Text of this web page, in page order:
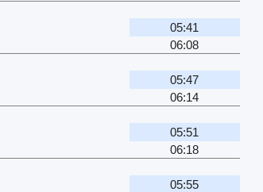
05:41
06:08
05:47
06:14
05:51
06:18
05:55